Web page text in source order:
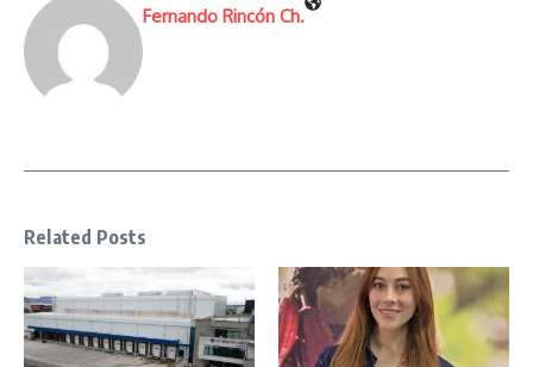
Fernando Rincón Ch.
Related Posts